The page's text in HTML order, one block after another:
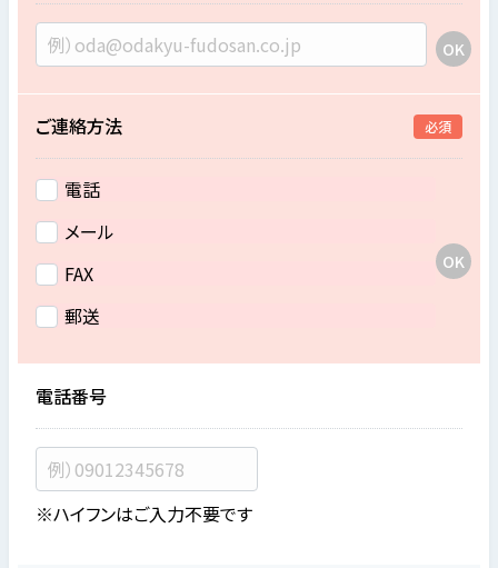
ご連絡方法 必須
電話
メール
FAX
郵送
電話番号
※ハイフンはご入力不要です